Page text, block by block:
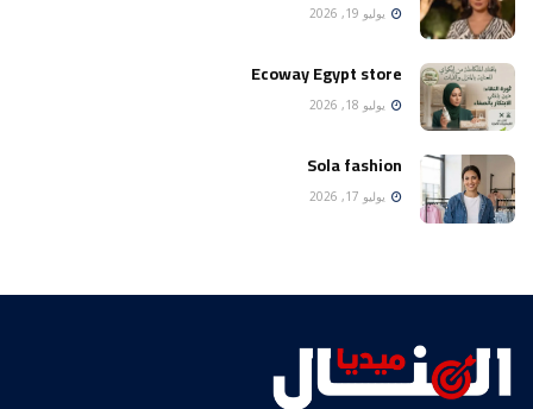
يوليو 19, 2026
Ecoway Egypt store
يوليو 18, 2026
Sola fashion
يوليو 17, 2026